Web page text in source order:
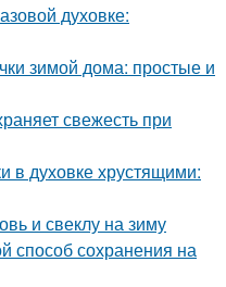
духовке:
зимой дома: простые и
свежесть при
в духовке хрустящими:
и свеклу на зиму
способ сохранения на